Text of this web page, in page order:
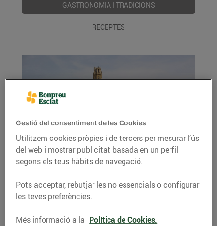
GASTRONOMIA I TRADICIONS
RECEPTES
Al maig, caragols!
20/de maig/2016
Lleida acull la festa grossa del caragol, t'ho
perdràs? L'Aplec t'espera a la vora del riu Segre!
Gestió del consentiment de les Cookies
Utilitzem cookies pròpies i de tercers per mesurar l’ús
del web i mostrar publicitat basada en un perfil
segons els teus hàbits de navegació.
Pots acceptar, rebutjar les no essencials o configurar
les teves preferències.
Més informació a la Política de Cookies.